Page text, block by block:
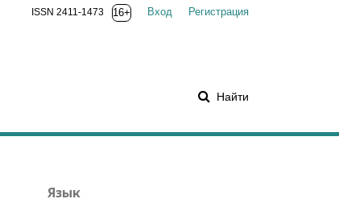
Найти
Регистрация
Вход
ISSN 2411-1473 16+
Язык